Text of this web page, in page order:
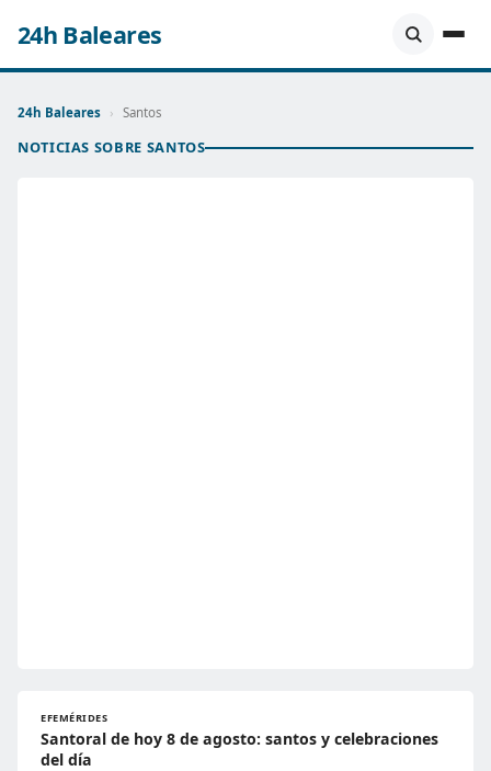
24h Baleares
24h Baleares › Santos
NOTICIAS SOBRE SANTOS
EFEMÉRIDES
Santoral de hoy 8 de agosto: santos y celebraciones
del día